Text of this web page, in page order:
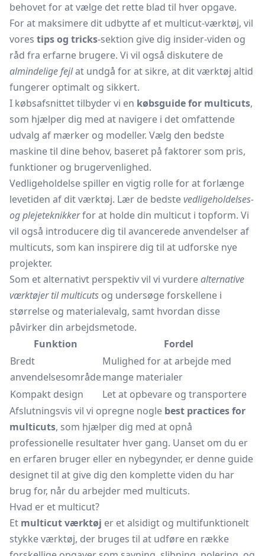
behovet for at vælge det rette blad til hver opgave.
For at maksimere dit udbytte af et multicut-værktøj, vil
vores tips og tricks-sektion give dig insider-viden og
råd fra erfarne brugere. Vi vil også diskutere de
almindelige fejlat undgå for at sikre, at dit værktøj altid
fungerer optimalt og sikkert.
I købsafsnittet tilbyder vi en købsguide for multicuts,
som hjælper dig med at navigere i det omfattende
udvalg af mærker og modeller. Vælg den bedste
maskine til dine behov, baseret på faktorer som pris,
funktioner og brugervenlighed.
Vedligeholdelse spiller en vigtig rolle for at forlænge
levetiden af dit værktøj. Lær de bedstevedligeholdelses-
og plejeteknikkerfor at holde din multicut i topform. Vi
vil også introducere dig til avancerede anvendelser af
multicuts, som kan inspirere dig til at udforske nye
projekter.
Som et alternativt perspektiv vil vi vurderealternative
værktøjer til multicuts og undersøge forskellene i
størrelse og materialevalg, samt hvordan disse
påvirker din arbejdsmetode.
Funktion
Fordel
Bredt
anvendelsesområde
Mulighed for at arbejde med
mange materialer
Kompakt design
Let at opbevare og transportere
Afslutningsvis vil vi opregne nogle best practices for
multicuts, som hjælper dig med at opnå
professionelle resultater hver gang. Uanset om du er
en erfaren bruger eller en nybegynder, er denne guide
designet til at give dig den komplette viden du har
brug for, når du arbejder med multicuts.
Hvad er et multicut?
Et multicut værktøj er et alsidigt og multifunktionelt
stykke værktøj, der bruges til at udføre en række